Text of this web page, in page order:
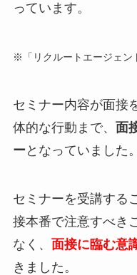
っています。
※「リクルートエージェ
セミナー内容が面接
体的な行動まで、 面
ー となっていました。
セミナーを受講する
接本番で注意すべき
なく、 面接に臨む意
きました。